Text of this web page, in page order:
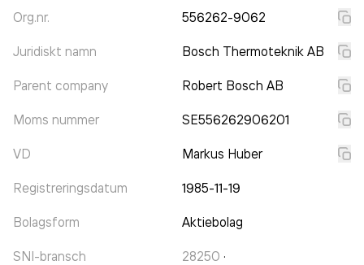
Org.nr. 556262-9062
Juridiskt namn Bosch Thermoteknik AB
Parent company Robert Bosch AB
Moms nummer SE556262906201
VD Markus Huber
Registreringsdatum 1985-11-19
Bolagsform Aktiebolag
SNI-bransch 28250 ·